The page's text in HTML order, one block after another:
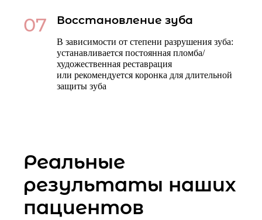
07 Восстановление зуба
В зависимости от степени разрушения зуба:
устанавливается постоянная пломба/
художественная реставрация
или рекомендуется коронка для длительной
защиты зуба
Реальные
результаты наших
пациентов